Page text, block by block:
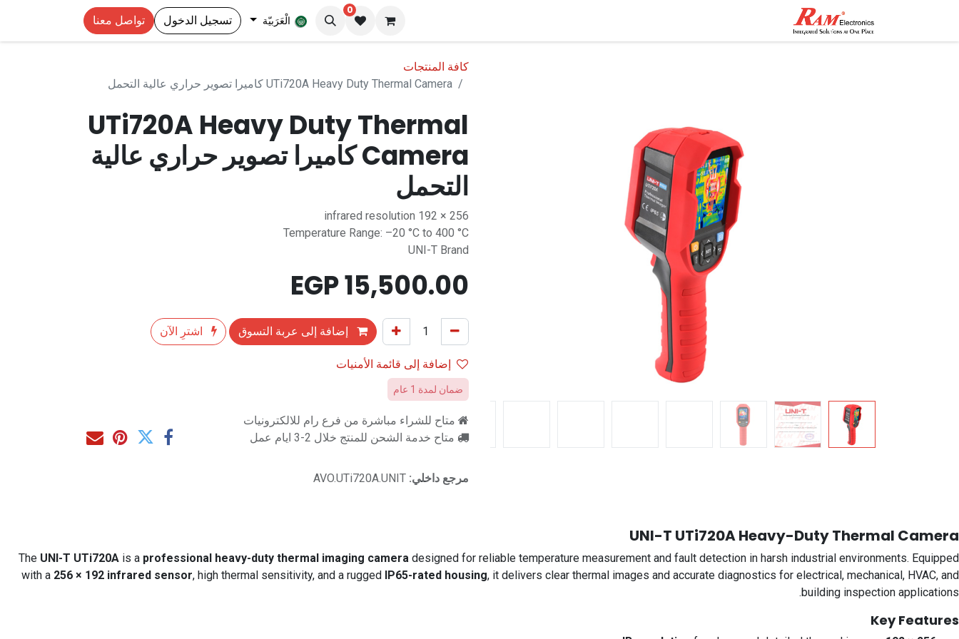
0
الْعَرَبيّة تسجيل الدخول تواصل معنا
كافة المنتجات
UTi720A Heavy Duty Thermal Camera كاميرا تصوير حراري عالية التحمل
UTi720A Heavy Duty Thermal
Camera كاميرا تصوير حراري عالية
التحمل
256 × 192 infrared resolution
Temperature Range: –20 °C to 400 °C
UNI-T Brand
15,500.00
إضافة إلى عربة التسوق
اشترِ الآن
إضافة إلى قائمة الأمنيات
ضمان لمدة 1 عام
متاح للشراء مباشرة من فرع رام للالكترونيات
متاح خدمة الشحن للمنتج خلال 2-3 ايام عمل
مرجع داخلي: AVO.UTi720A.UNIT
UNI-T UTi720A Heavy-Duty Thermal Camera
The UNI-T UTi720A is a professional heavy-duty thermal imaging camera designed for reliable temperature measurement and fault detection in harsh industrial environments. Equipped
with a 256 × 192 infrared sensor, high thermal sensitivity, and a rugged IP65-rated housing, it delivers clear thermal images and accurate diagnostics for electrical, mechanical, HVAC, and
building inspection applications.
Key Features